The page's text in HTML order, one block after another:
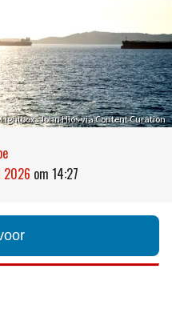
Hios via Content Curation
2026 om 14:27